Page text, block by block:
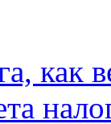
как